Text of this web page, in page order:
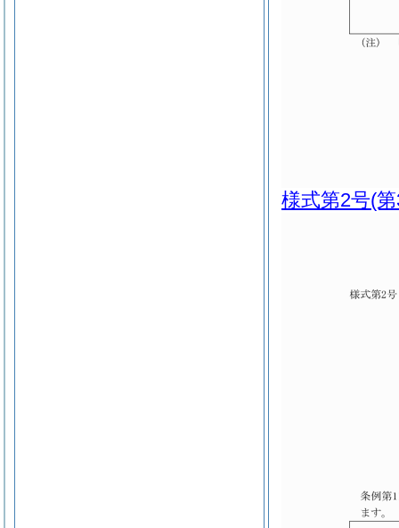
様式第2号(